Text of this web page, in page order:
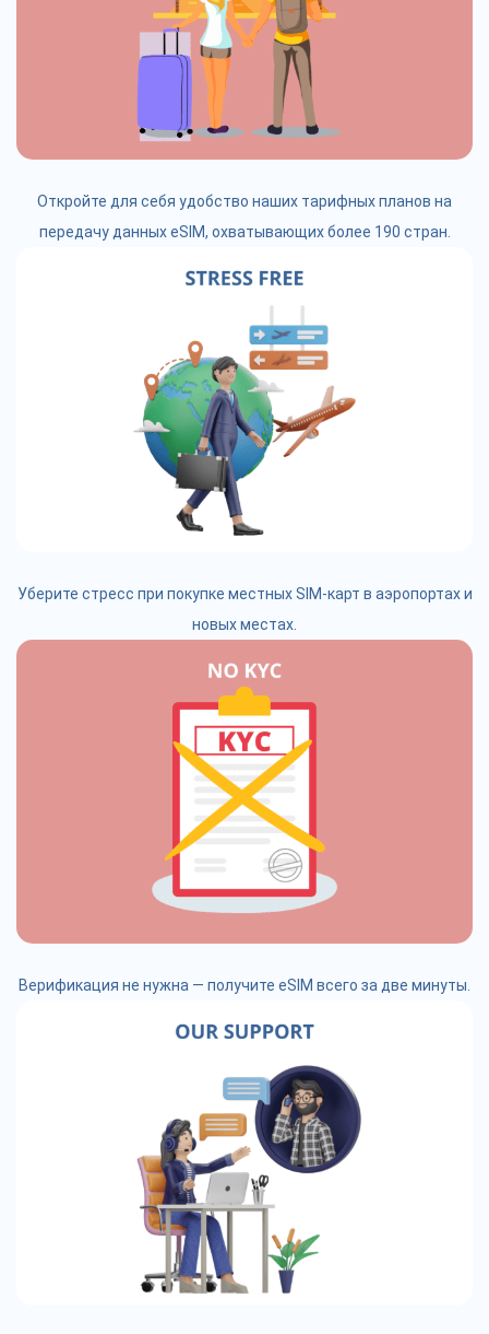
Откройте для себя удобство наших тарифных планов на
передачу данных eSIM, охватывающих более 190 стран.
Уберите стресс при покупке местных SIM-карт в аэропортах и
новых местах.
Верификация не нужна — получите eSIM всего за две минуты.